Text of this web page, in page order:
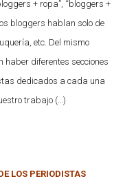
+ ropa”, “bloggers +
bloggers hablan solo de
etc. Del mismo
haber diferentes secciones
dedicados a cada una
trabajo (…)
LOS PERIODISTAS